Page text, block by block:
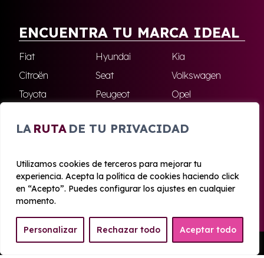
LA RUTA DE TU PRIVACIDAD
Utilizamos cookies de terceros para mejorar tu
experiencia. Acepta la política de cookies haciendo click
en “Acepto”. Puedes configurar los ajustes en cualquier
momento.
Personalizar Rechazar todo Aceptar todo
ENCUENTRA TU MARCA IDEAL
Fiat Hyundai
Kia
Citroën
Seat
Volkswagen
Toyota
Peugeot
Opel
Cupra
Audi
Omoda
Skoda
Ford Todas las marcas
Aviso legal y Privacidad|Política de cookies|Términos
Pedir Presupuesto